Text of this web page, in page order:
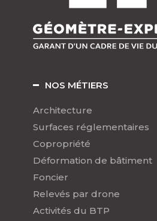
NOS MÉTIERS
Architecture
Surfaces réglementaires
Copropriété
Déformation de bâtiment
Foncier
Relevés par drone
Activités du BTP